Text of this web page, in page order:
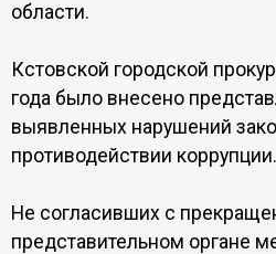
области.
Кстовской городской
года было внесено
выявленных нарушений
противодействии коррупции.
Не согласивших с
представительном органе